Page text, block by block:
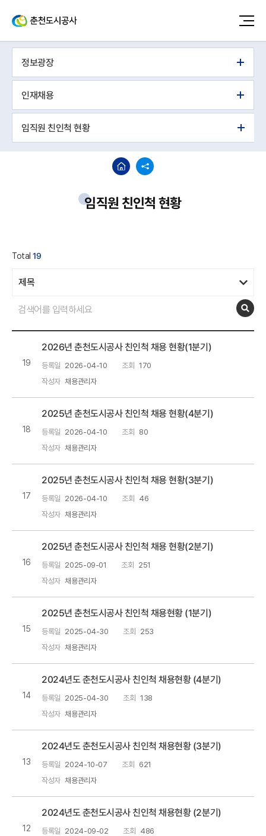
정보광장
인재채용
임직원 친인척 현황
임직원 친인척 현황
Total19
19
2026년 춘천도시공사 친인척 채용 현황(1분기)
등록일 2026-04-10 조회 170
작성자 채용관리자
18
2025년 춘천도시공사 친인척 채용 현황(4분기)
등록일 2026-04-10 조회 80
작성자 채용관리자
17
2025년 춘천도시공사 친인척 채용 현황(3분기)
등록일 2026-04-10 조회 46
작성자 채용관리자
16
2025년 춘천도시공사 친인척 채용 현황(2분기)
등록일 2025-09-01 조회 251
작성자 채용관리자
15
2025년 춘천도시공사 친인척 채용현황 (1분기)
등록일 2025-04-30 조회 253
작성자 채용관리자
14
2024년도 춘천도시공사 친인척 채용현황 (4분기)
등록일 2025-04-30 조회 138
작성자 채용관리자
13
2024년도 춘천도시공사 친인척 채용현황 (3분기)
등록일 2024-10-07 조회 621
작성자 채용관리자
12
2024년도 춘천도시공사 친인척 채용현황 (2분기)
등록일 2024-09-02 조회 486